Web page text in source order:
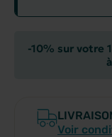
-10% sur votre
Voir